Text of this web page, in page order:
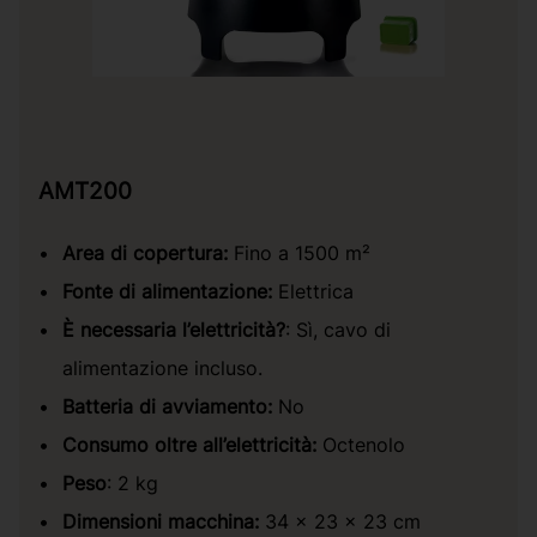
AMT200
Area di copertura: Fino a 1500 m²
Fonte di alimentazione: Elettrica
È necessaria l’elettricità?: Sì, cavo di
alimentazione incluso.
Batteria di avviamento: No
Consumo oltre all’elettricità: Octenolo
Peso: 2 kg
Dimensioni macchina: 34 x 23 x 23 cm